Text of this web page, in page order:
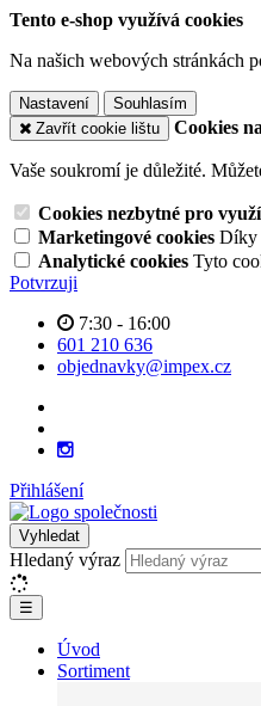
Tento e-shop využívá cookies
Na našich webových stránkách
Nastavení
Souhlasím
Zavřít cookie lištu
Cookies
Vaše soukromí je důležité.
Cookies nezbytné pro
Marketingové cookies Díky
Analytické cookies Tyto
Potvrzuji
7:30 - 16:00
601 210 636
objednavky@impex.cz
Přihlášení
Vyhledat
Hledaný výraz
☰
Úvod
Sortiment